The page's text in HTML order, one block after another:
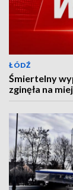
ŁÓDŹ
Śmiertelny
zginęła na